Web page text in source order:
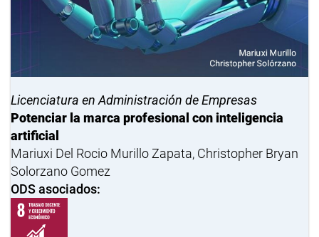
Licenciatura en Administración de Empresas
Potenciar la marca profesional con inteligencia
artificial
Mariuxi Del Rocio Murillo Zapata, Christopher Bryan
Solorzano Gomez
ODS asociados: